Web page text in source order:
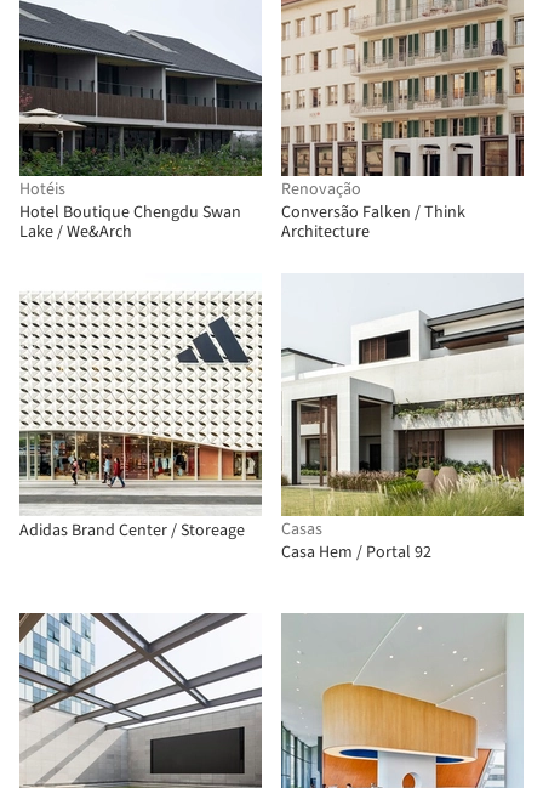
Hotéis
Hotel Boutique Chengdu Swan
Lake / We&Arch
Renovação
Conversão Falken / Think
Architecture
Adidas Brand Center / Storeage
Casas
Casa Hem / Portal 92